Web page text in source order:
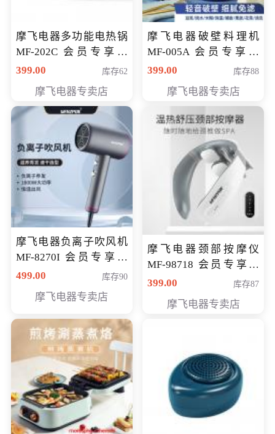
摩飞电器多功能电热锅
MF-202C 会员专享价
269元
399.00 库存62
摩飞电器专卖店
摩飞电器破壁料理机
MF-005A 会员专享价
198元
399.00 库存88
摩飞电器专卖店
摩飞电器负离子吹风机
MF-8270I 会员专享价
369元
499.00 库存90
摩飞电器专卖店
摩飞电器颈部按摩仪
MF-98718 会员专享价
299元
399.00 库存87
摩飞电器专卖店